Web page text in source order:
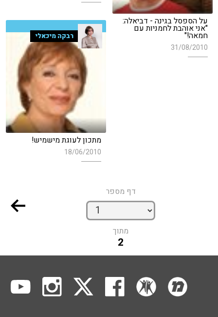
על הספסל בגינה - דביאלה:
"אני אוהבת לחמניות עם
חמאה!"
31/08/2010
רבקה מיכאלי
מתכון לעוגת מישמיש!
18/06/2010
דף מספר
מתוך
2